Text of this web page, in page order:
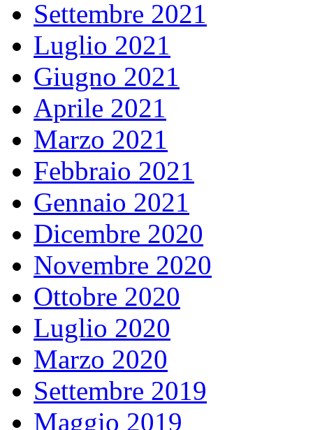
Settembre 2021
Luglio 2021
Giugno 2021
Aprile 2021
Marzo 2021
Febbraio 2021
Gennaio 2021
Dicembre 2020
Novembre 2020
Ottobre 2020
Luglio 2020
Marzo 2020
Settembre 2019
Maggio 2019